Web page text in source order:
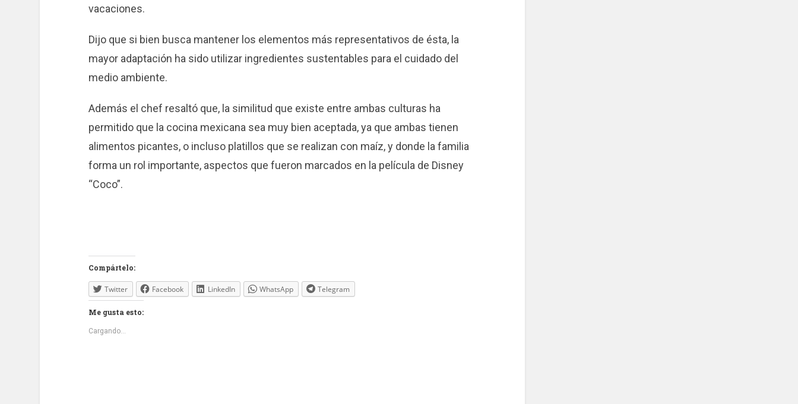
vacaciones.
Dijo que si bien busca mantener los elementos más representativos de ésta, la
mayor adaptación ha sido utilizar ingredientes sustentables para el cuidado del
medio ambiente.
Además el chef resaltó que, la similitud que existe entre ambas culturas ha
permitido que la cocina mexicana sea muy bien aceptada, ya que ambas tienen
alimentos picantes, o incluso platillos que se realizan con maíz, y donde la familia
forma un rol importante, aspectos que fueron marcados en la película de Disney
“Coco”.
Compártelo:
Twitter Facebook LinkedIn WhatsApp Telegram
Me gusta esto:
Cargando...